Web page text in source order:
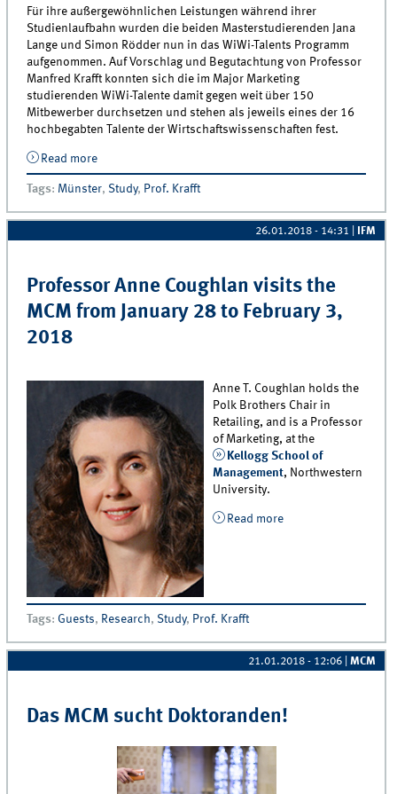
Für ihre außergewöhnlichen Leistungen während ihrer
Studienlaufbahn wurden die beiden Masterstudierenden Jana
Lange und Simon Rödder nun in das WiWi-Talents Programm
aufgenommen. Auf Vorschlag und Begutachtung von Professor
Manfred Krafft konnten sich die im Major Marketing
studierenden WiWi-Talente damit gegen weit über 150
Mitbewerber durchsetzen und stehen als jeweils eines der 16
hochbegabten Talente der Wirtschaftswissenschaften fest.
Read moreabout Ausgezeichnet: Münsteraner
Marketingstudierende ins WiWi-Talents Programm für
Hochbegabte aufgenommen
Tags: Münster, Study, Prof. Krafft
26.01.2018 - 14:31 IFM
Professor Anne Coughlan visits the
MCM from January 28 to February 3,
2018
Anne T. Coughlan holds the
Polk Brothers Chair in
Retailing, and is a Professor
of Marketing, at the
Kellogg School of
Management, Northwestern
University.
Read moreabout Professor
Tags: Guests, Research, Study, Prof. Krafft
21.01.2018 - 12:06 |MCM
Das MCM sucht Doktoranden!